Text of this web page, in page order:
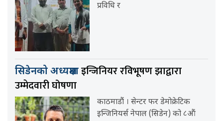
प्रविधि र
सिडेनको अध्यक्षमाइन्जिनियर रविभूषण झाद्वारा
उम्मेदवारी घोषणा
काठमाडौं । सेन्टर फर डेमोक्रेटिक
इन्जिनियर्स नेपाल (सिडेन) को ८औं